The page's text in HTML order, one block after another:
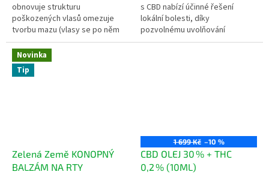
obnovuje strukturu
poškozených vlasů omezuje
tvorbu mazu (vlasy se po něm
nemastí) hydratuje pokožku
hlavy (nevysušuje), což je
velmi...
s CBD nabízí účinné řešení
lokální bolesti, díky
pozvolnému uvolňování
CBD přímo do těla. Jsou
Novinka
Tip
Zelená Země KONOPNÝ
BALZÁM NA RTY
1 699 Kč –10 %
CBD OLEJ 30 % + THC
0,2 % (10ML)